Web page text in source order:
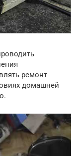
ремонт
домашней